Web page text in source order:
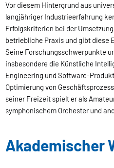
Vor diesem Hintergrund aus
langjähriger Industrieerfahrung
Erfolgskriterien bei der
betriebliche Praxis und gibt diese
Seine Forschungsschwerpunkte
insbesondere die Künstliche
Engineering und Software-
Optimierung von
seiner Freizeit spielt er als
symphonischem Orchester und
Akademischer